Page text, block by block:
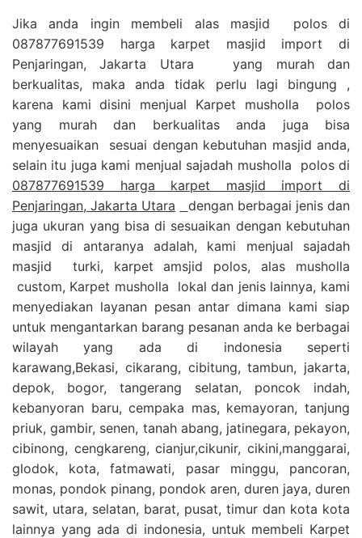
Jika anda ingin membeli alas masjid polos di
087877691539 harga karpet masjid import di
Penjaringan, Jakarta Utara yang murah dan
berkualitas, maka anda tidak perlu lagi bingung ,
karena kami disini menjual Karpet musholla polos
yang murah dan berkualitas anda juga bisa
menyesuaikan sesuai dengan kebutuhan masjid anda,
selain itu juga kami menjual sajadah musholla polos di
087877691539 harga karpet masjid import di
Penjaringan, Jakarta Utara
dengan berbagai jenis dan
juga ukuran yang bisa di sesuaikan dengan kebutuhan
masjid di antaranya adalah, kami menjual sajadah
masjid turki, karpet amsjid polos, alas musholla
custom, Karpet musholla lokal dan jenis lainnya, kami
menyediakan layanan pesan antar dimana kami siap
untuk mengantarkan barang pesanan anda ke berbagai
wilayah yang ada di indonesia seperti
karawang,Bekasi, cikarang, cibitung, tambun, jakarta,
depok, bogor, tangerang selatan, poncok indah,
kebanyoran baru, cempaka mas, kemayoran, tanjung
priuk, gambir, senen, tanah abang, jatinegara, pekayon,
cibinong, cengkareng, cianjur,cikunir, cikini,manggarai,
glodok, kota, fatmawati, pasar minggu, pancoran,
monas, pondok pinang, pondok aren, duren jaya, duren
sawit, utara, selatan, barat, pusat, timur dan kota kota
lainnya yang ada di indonesia, untuk membeli Karpet